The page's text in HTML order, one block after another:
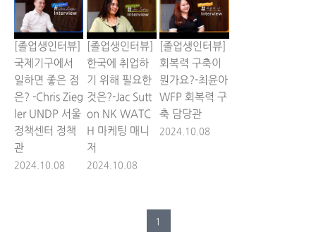
[졸업생인터뷰]
국제기구에서
일하면 좋은 점
은? -Chris Zieg
ler UNDP 서울
정책센터 정책
관
2024.10.08
[졸업생인터뷰]
한국에 취업하
기 위해 필요한
것은?-Jac Sutt
on NK WATC
H 마케팅 매니
저
2024.10.08
[졸업생인터뷰]
회복력 구축이
뭔가요?-최윤아
WFP 회복력 구
축 담당관
2024.10.08
1